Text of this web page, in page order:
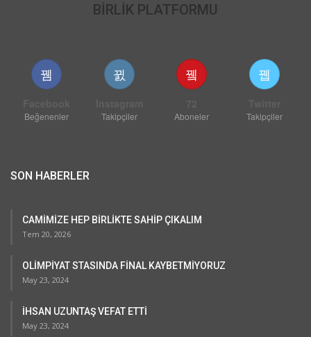
Beğenenler Takipçiler Aboneler Takipçiler
SON HABERLER
CAMİMİZE HEP BİRLİKTE SAHİP ÇIKALIM
Tem 20, 2026
OLİMPİYAT STASINDA FİNAL KAYBETMİYORUZ
May 23, 2024
İHSAN UZUNTAŞ VEFAT ETTİ
May 23, 2024